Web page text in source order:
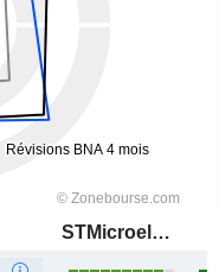
STMicroelectronics N.V.